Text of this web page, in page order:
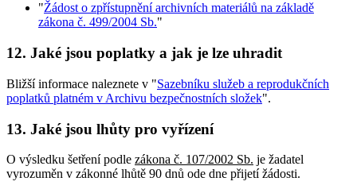
"Žádost o zpřístupnění archivních materiálů na základě
zákona č. 499/2004 Sb."
12. Jaké jsou poplatky a jak je lze uhradit
Bližší informace naleznete v "Sazebníku služeb a reprodukčních
poplatků platném v Archivu bezpečnostních složek".
13. Jaké jsou lhůty pro vyřízení
O výsledku šetření podle zákona č. 107/2002 Sb. je žadatel
vyrozuměn v zákonné lhůtě 90 dnů ode dne přijetí žádosti.